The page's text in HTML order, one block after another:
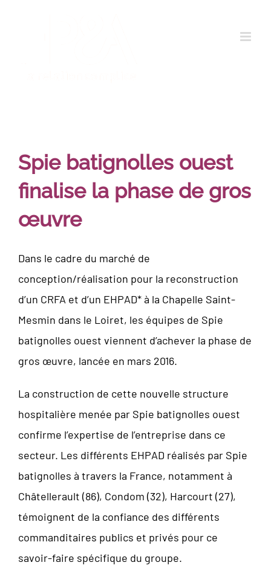
Spie batignolles ouest
finalise la phase de gros
œuvre
Dans le cadre du marché de
conception/réalisation pour la reconstruction
d’un CRFA et d’un EHPAD* à la Chapelle Saint-
Mesmin dans le Loiret, les équipes de Spie
batignolles ouest viennent d’achever la phase de
gros œuvre, lancée en mars 2016.
La construction de cette nouvelle structure
hospitalière menée par Spie batignolles ouest
confirme l’expertise de l’entreprise dans ce
secteur. Les différents EHPAD réalisés par Spie
batignolles à travers la France, notamment à
Châtellerault (86), Condom (32), Harcourt (27),
témoignent de la confiance des différents
commanditaires publics et privés pour ce
savoir-faire spécifique du groupe.